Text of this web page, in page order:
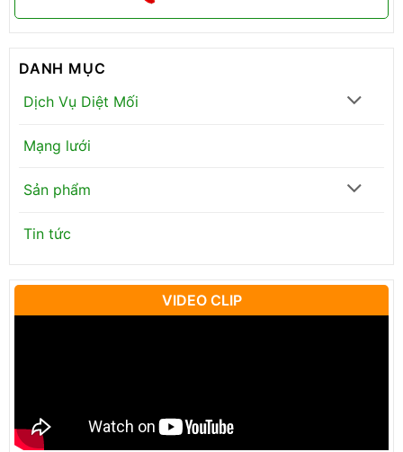
DANH MỤC
Dịch Vụ Diệt Mối
Mạng lưới
Sản phẩm
Tin tức
VIDEO CLIP